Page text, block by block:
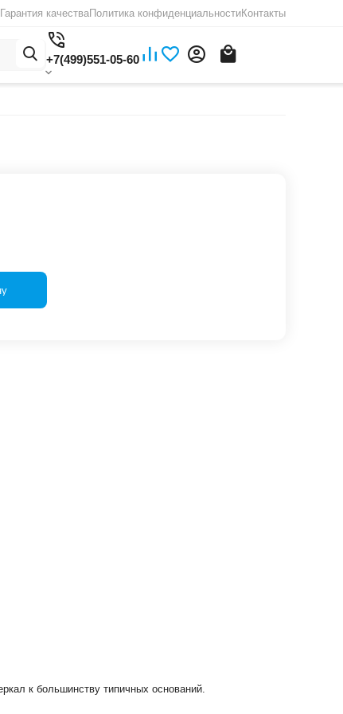
Гарантия качестваПолитика конфиденциальностиКонтакты
+7(499)551-05-60
к большинству типичных оснований.